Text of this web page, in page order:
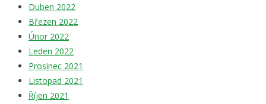
Duben 2022
Březen 2022
Únor 2022
Leden 2022
Prosinec 2021
Listopad 2021
Říjen 2021